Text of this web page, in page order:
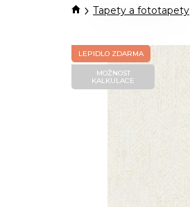
DomůTapety a fototapety
LEPIDLO ZDARMA
MOŽNOST
KALKULACE